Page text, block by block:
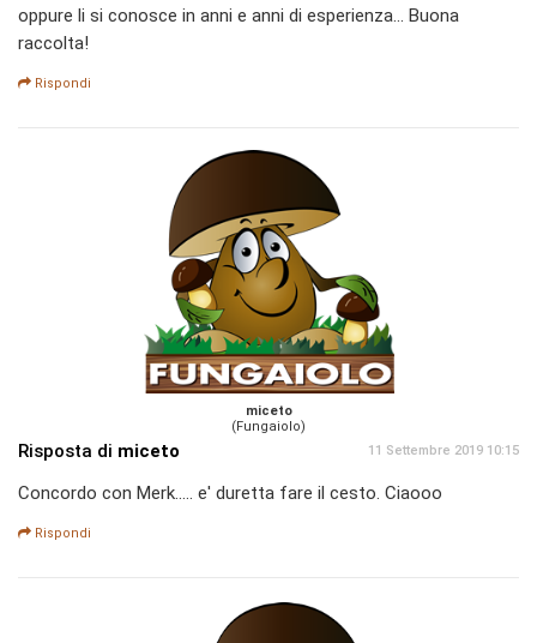
oppure li si conosce in anni e anni di esperienza... Buona
raccolta!
Rispondi
miceto
(Fungaiolo)
Risposta di miceto 11 Settembre 2019 10:15
Concordo con Merk..... e' duretta fare il cesto. Ciaooo
Rispondi